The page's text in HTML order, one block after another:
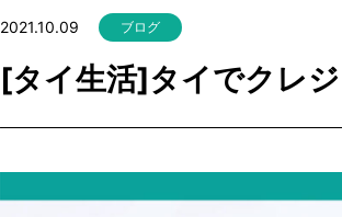
2021.10.09 ブログ
[タイ生活]タイでクレ